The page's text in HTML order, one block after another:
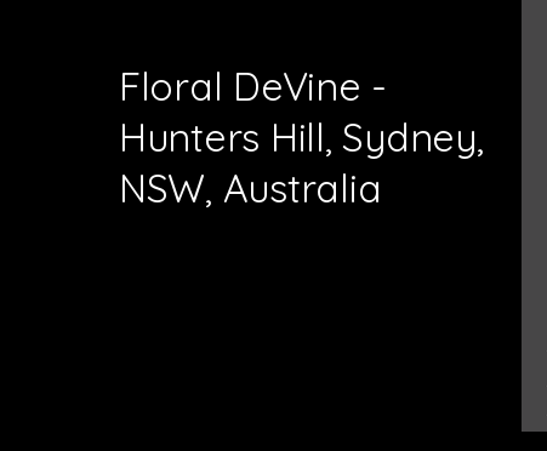
Floral DeVine -
Hunters Hill, Sydney,
NSW, Australia